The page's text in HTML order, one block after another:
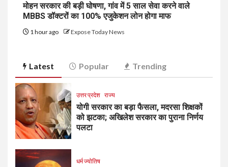
मोहन सरकार की बड़ी घोषणा, गांव में 5 साल सेवा करने वाले
MBBS डॉक्टरों का 100% एजुकेशन लोन होगा माफ
1 hour ago Expose Today News
Latest Popular Trending
उत्तर प्रदेश राज्य
योगी सरकार का बड़ा फैसला, मदरसा शिक्षकों
को झटका; अखिलेश सरकार का पुराना निर्णय
पलटा
धर्म ज्योतिष